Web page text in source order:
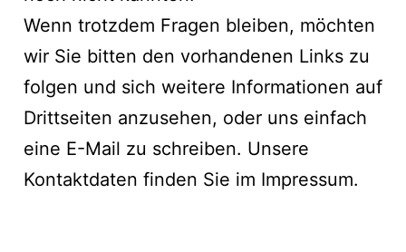
Wenn trotzdem Fragen bleiben, möchten
wir Sie bitten den vorhandenen Links zu
folgen und sich weitere Informationen auf
Drittseiten anzusehen, oder uns einfach
eine E-Mail zu schreiben. Unsere
Kontaktdaten finden Sie im Impressum.